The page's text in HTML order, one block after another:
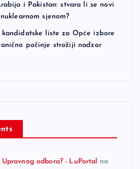
i Pakistan: stvara li se novi
sjenom?
liste za Opće izbore
počinje strožiji nadzor
odbora? - LuPortal na